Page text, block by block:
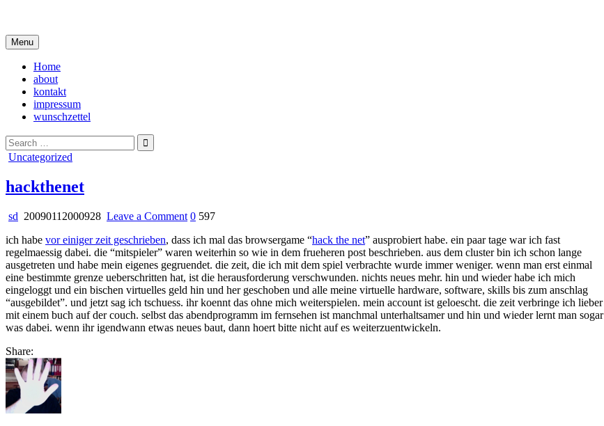
content
Menu
Home
about
kontakt
impressum
wunschzettel
Search
for:
Posted
Uncategorized
hackthenet
sd 20090112000928 Leave a Commenton
0 597
ich habe vor einiger zeit geschrieben, dass ich mal das browsergame “hack the net” ausprobiert habe. ein paar tage war ich fast
regelmaessig dabei. die “mitspieler” waren weiterhin so wie in dem frueheren post beschrieben. aus dem cluster bin ich schon lange
ausgetreten und habe mein eigenes gegruendet. die zeit, die ich mit dem spiel verbrachte wurde immer weniger. wenn man erst einmal
eine bestimmte grenze ueberschritten hat, ist die herausforderung verschwunden. nichts neues mehr. hin und wieder habe ich mich
eingeloggt und ein bischen virtuelles geld hin und her geschoben und alle meine virtuelle hardware, software, skills bis zum anschlag
“ausgebildet”. und jetzt sag ich tschuess. ihr koennt das ohne mich weiterspielen. mein account ist geloescht. die zeit verbringe ich lieber
mit einem buch auf der couch. selbst das abendprogramm im fernsehen ist manchmal unterhaltsamer und hin und wieder lernt man sogar
was dabei. wenn ihr igendwann etwas neues baut, dann hoert bitte nicht auf es weiterzuentwickeln.
Share: